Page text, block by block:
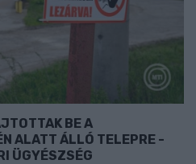
BE A
ALATT ÁLLÓ TELEPRE -
ÜGYÉSZSÉG